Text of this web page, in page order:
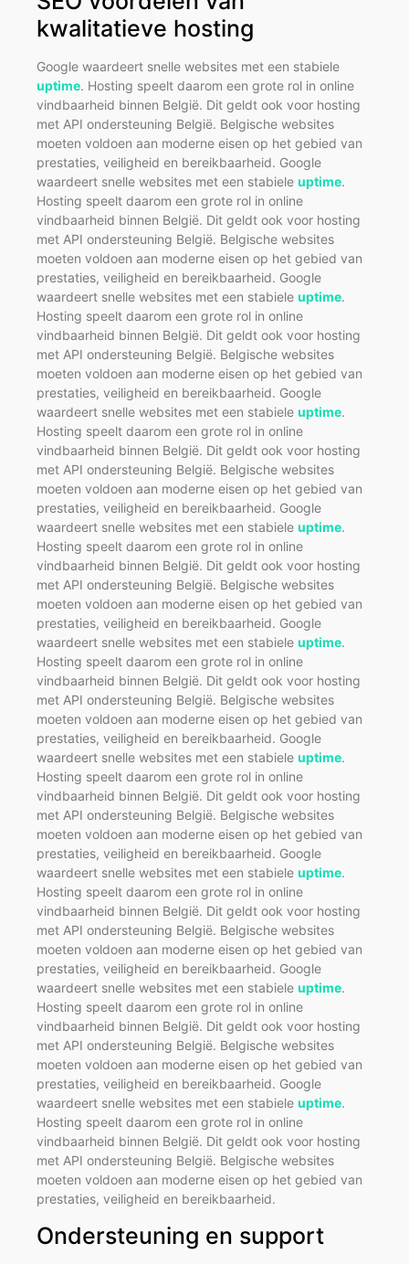
kwalitatieve hosting
Google waardeert snelle websites met een stabiele
uptime. Hosting speelt daarom een grote rol in online
vindbaarheid binnen België. Dit geldt ook voor hosting
met API ondersteuning België. Belgische websites
moeten voldoen aan moderne eisen op het gebied van
prestaties, veiligheid en bereikbaarheid. Google
waardeert snelle websites met een stabiele uptime.
Hosting speelt daarom een grote rol in online
vindbaarheid binnen België. Dit geldt ook voor hosting
met API ondersteuning België. Belgische websites
moeten voldoen aan moderne eisen op het gebied van
prestaties, veiligheid en bereikbaarheid. Google
waardeert snelle websites met een stabiele uptime.
Hosting speelt daarom een grote rol in online
vindbaarheid binnen België. Dit geldt ook voor hosting
met API ondersteuning België. Belgische websites
moeten voldoen aan moderne eisen op het gebied van
prestaties, veiligheid en bereikbaarheid. Google
waardeert snelle websites met een stabiele uptime.
Hosting speelt daarom een grote rol in online
vindbaarheid binnen België. Dit geldt ook voor hosting
met API ondersteuning België. Belgische websites
moeten voldoen aan moderne eisen op het gebied van
prestaties, veiligheid en bereikbaarheid. Google
waardeert snelle websites met een stabiele uptime.
Hosting speelt daarom een grote rol in online
vindbaarheid binnen België. Dit geldt ook voor hosting
met API ondersteuning België. Belgische websites
moeten voldoen aan moderne eisen op het gebied van
prestaties, veiligheid en bereikbaarheid. Google
waardeert snelle websites met een stabiele uptime.
Hosting speelt daarom een grote rol in online
vindbaarheid binnen België. Dit geldt ook voor hosting
met API ondersteuning België. Belgische websites
moeten voldoen aan moderne eisen op het gebied van
prestaties, veiligheid en bereikbaarheid. Google
waardeert snelle websites met een stabiele uptime.
Hosting speelt daarom een grote rol in online
vindbaarheid binnen België. Dit geldt ook voor hosting
met API ondersteuning België. Belgische websites
moeten voldoen aan moderne eisen op het gebied van
prestaties, veiligheid en bereikbaarheid. Google
waardeert snelle websites met een stabiele uptime.
Hosting speelt daarom een grote rol in online
vindbaarheid binnen België. Dit geldt ook voor hosting
met API ondersteuning België. Belgische websites
moeten voldoen aan moderne eisen op het gebied van
prestaties, veiligheid en bereikbaarheid. Google
waardeert snelle websites met een stabiele uptime.
Hosting speelt daarom een grote rol in online
vindbaarheid binnen België. Dit geldt ook voor hosting
met API ondersteuning België. Belgische websites
moeten voldoen aan moderne eisen op het gebied van
prestaties, veiligheid en bereikbaarheid. Google
waardeert snelle websites met een stabiele uptime.
Hosting speelt daarom een grote rol in online
vindbaarheid binnen België. Dit geldt ook voor hosting
met API ondersteuning België. Belgische websites
moeten voldoen aan moderne eisen op het gebied van
prestaties, veiligheid en bereikbaarheid.
Ondersteuning en support